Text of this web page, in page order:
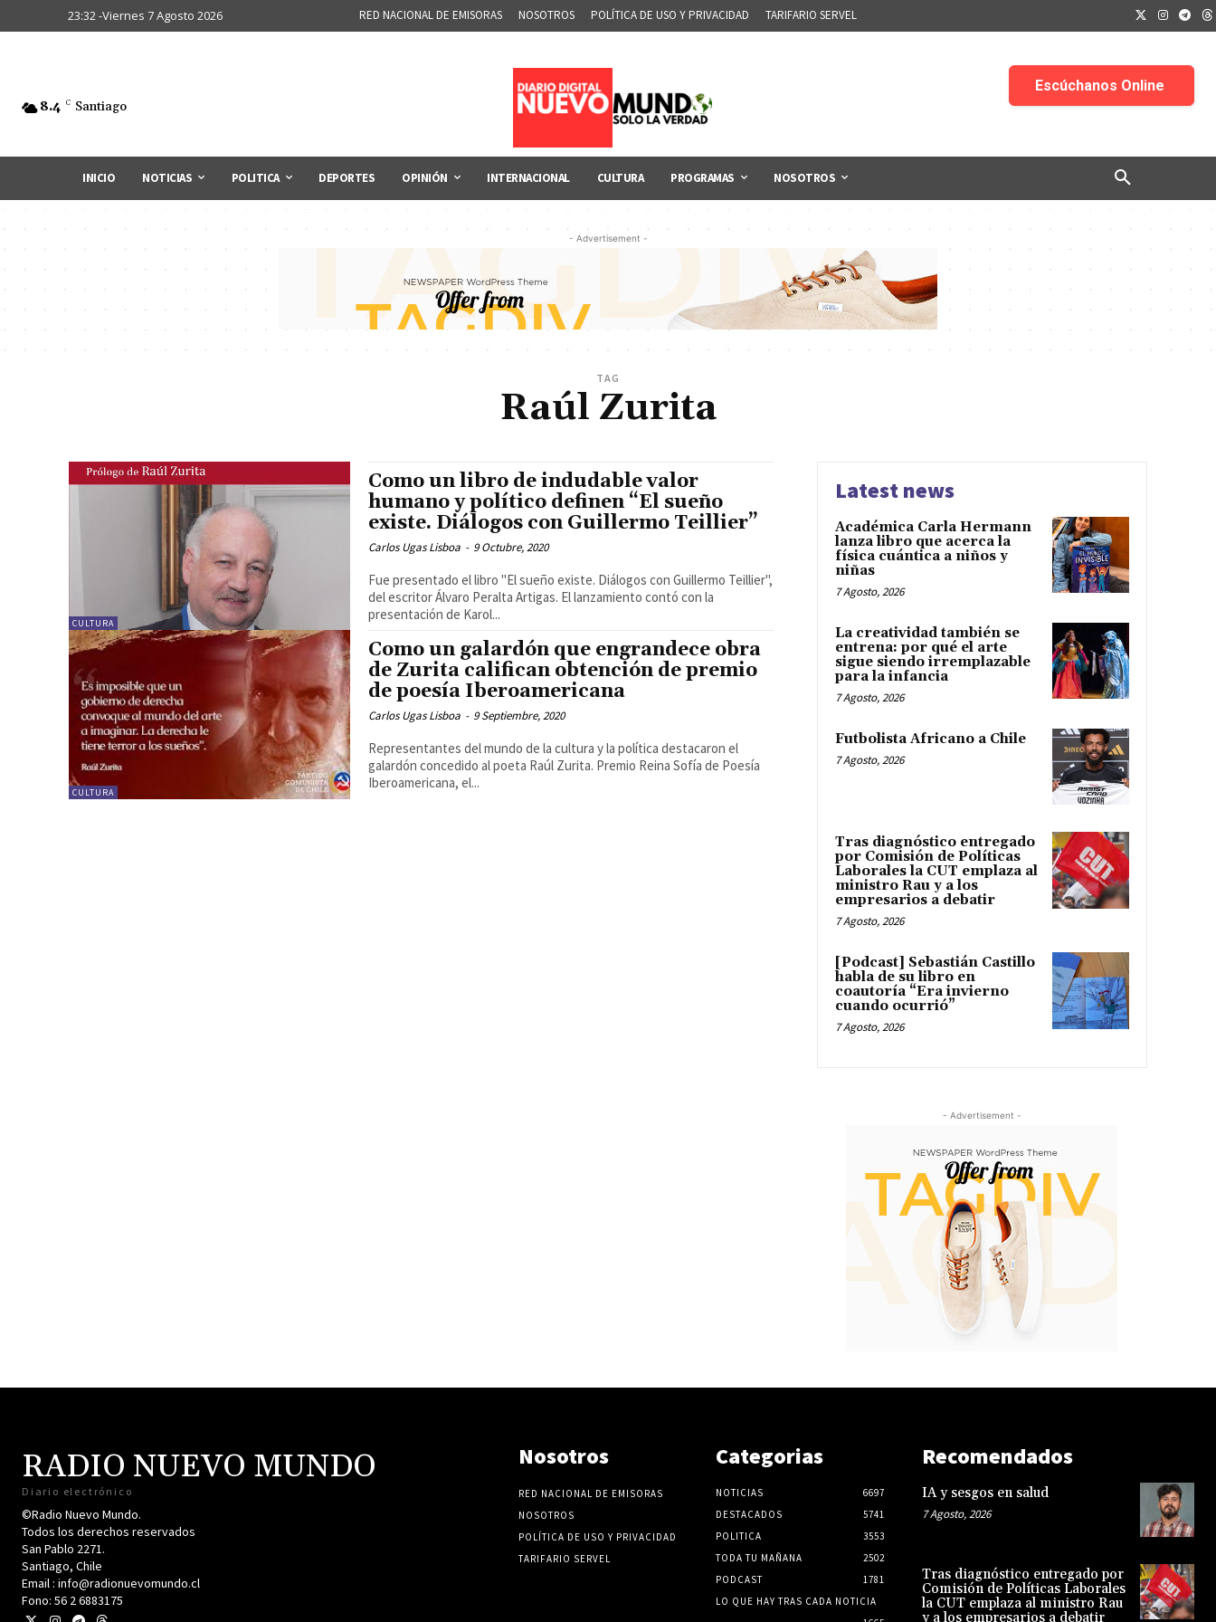
23:32 -Viernes 7 Agosto 2026 RED NACIONAL DE EMISORAS NOSOTROS POLÍTICA DE USO Y PRIVACIDAD TARIFARIO SERVEL
8.4 C Santiago
INICIO NOTICIAS POLITICA DEPORTES OPINIÓN INTERNACIONAL CULTURA PROGRAMAS NOSOTROS
- Advertisement -
TAG
Raúl Zurita
CULTURA
Como un libro de indudable valor
humano y político definen “El sueño
existe. Diálogos con Guillermo Teillier”
Carlos Ugas Lisboa - 9 Octubre, 2020
Fue presentado el libro "El sueño existe. Diálogos con Guillermo Teillier",
del escritor Álvaro Peralta Artigas. El lanzamiento contó con la
presentación de Karol...
CULTURA
Como un galardón que engrandece obra
de Zurita califican obtención de premio
de poesía Iberoamericana
Carlos Ugas Lisboa - 9 Septiembre, 2020
Representantes del mundo de la cultura y la política destacaron el
galardón concedido al poeta Raúl Zurita. Premio Reina Sofía de Poesía
Iberoamericana, el...
Latest news
Académica Carla Hermann
lanza libro que acerca la
física cuántica a niños y
niñas
7 Agosto, 2026
La creatividad también se
entrena: por qué el arte
sigue siendo irremplazable
para la infancia
7 Agosto, 2026
Futbolista Africano a Chile
7 Agosto, 2026
Tras diagnóstico entregado
por Comisión de Políticas
Laborales la CUT emplaza al
ministro Rau y a los
empresarios a debatir
7 Agosto, 2026
[Podcast] Sebastián Castillo
habla de su libro en
coautoría “Era invierno
cuando ocurrió”
7 Agosto, 2026
- Advertisement -
RADIO NUEVO MUNDO
Diario electrónico
©Radio Nuevo Mundo.
Todos los derechos reservados
San Pablo 2271.
Santiago, Chile
Email : info@radionuevomundo.cl
Fono: 56 2 6883175
Nosotros
RED NACIONAL DE EMISORAS
NOSOTROS
POLÍTICA DE USO Y PRIVACIDAD
TARIFARIO SERVEL
Categorias
NOTICIAS
6697
DESTACADOS
5741
POLITICA
3553
TODA TU MAÑANA
2502
PODCAST
1781
LO QUE HAY TRAS CADA NOTICIA
Recomendados
IA y sesgos en salud
7 Agosto, 2026
Tras diagnóstico entregado por
Comisión de Políticas Laborales
la CUT emplaza al ministro Rau
y a los empresarios a debatir